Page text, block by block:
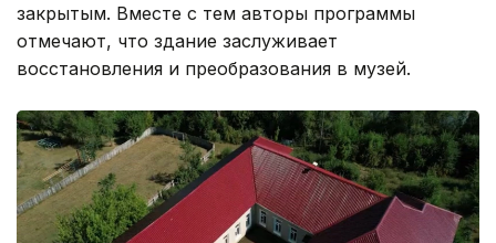
закрытым. Вместе с тем авторы программы
отмечают, что здание заслуживает
восстановления и преобразования в музей.